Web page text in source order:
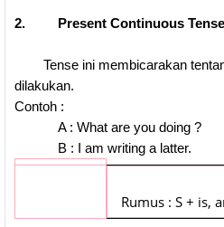
2. Present Continuous Tense
Tense ini membicarakan
dilakukan.
Contoh :
A : What are you doing ?
B : I am writing a latter.
Rumus : S + is,